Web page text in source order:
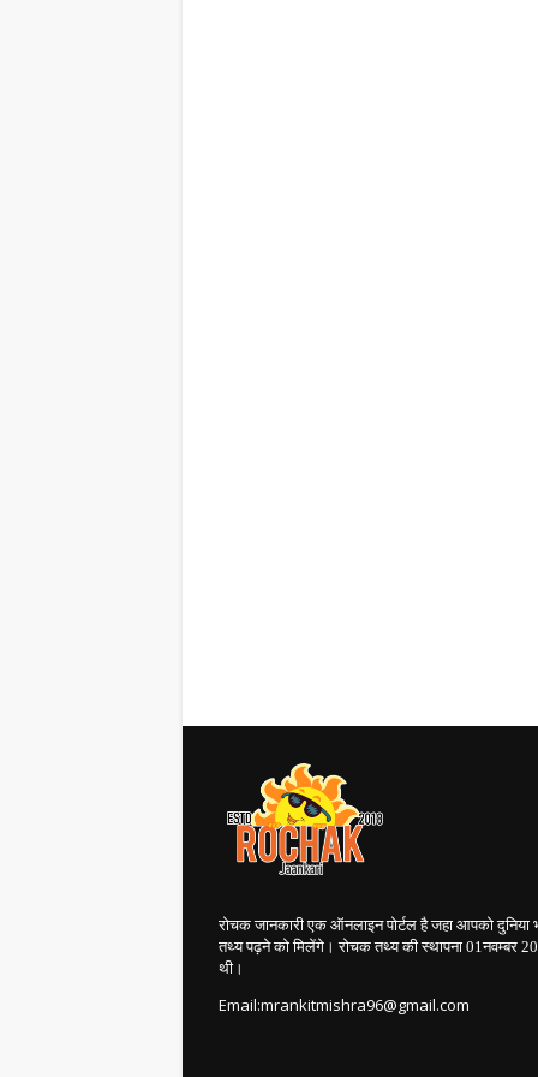
रोचक जानकारी एक ऑनलाइन पोर्टल है जहा आपको दुनिया
तथ्य पढ़ने को मिलेंगे। रोचक तथ्य की स्थापना 01नवम्बर
थी।
Email:mrankitmishra96@gmail.com